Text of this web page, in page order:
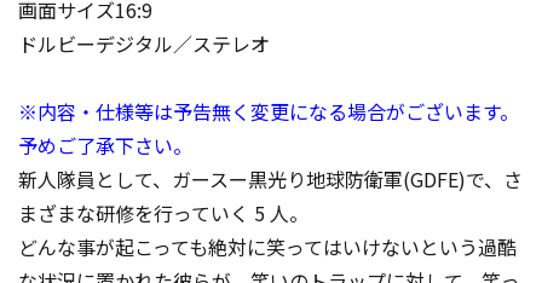
画面サイズ16:9
ドルビーデジタル／ステレオ
※内容・仕様等は予告無く変更になる場合がございます。
予めご了承下さい。
新人隊員として、ガースー黒光り地球防衛軍(GDFE)で、さ
まざまな研修を行っていく 5 人。
どんな事が起こっても絶対に笑ってはいけないという過酷